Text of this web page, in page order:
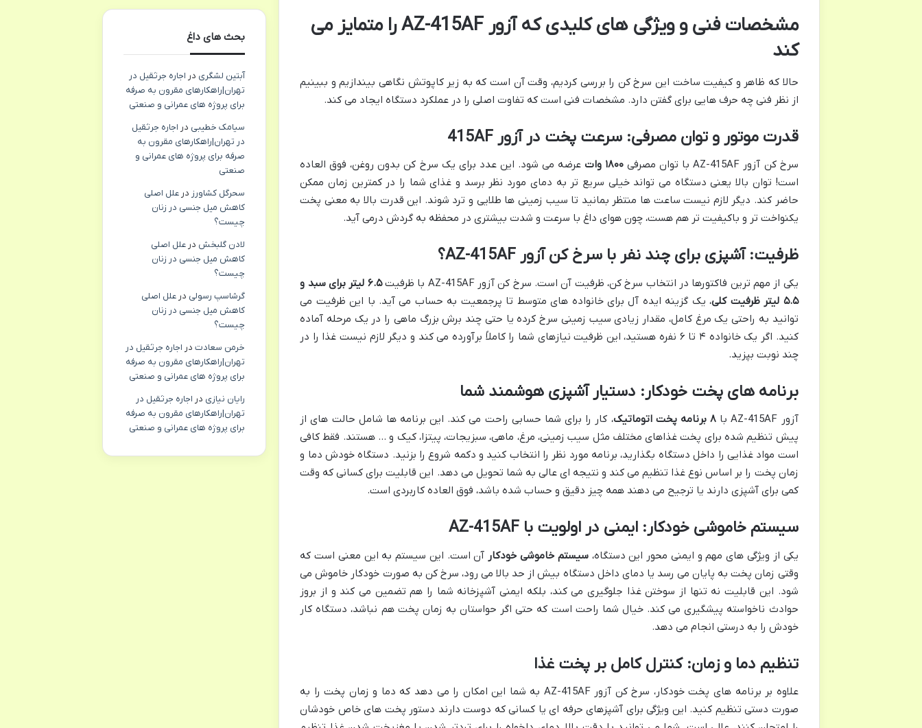
مشخصات فنی و ویژگی های کلیدی که آزور AZ-415AF را متمایز می
کند
حالا که ظاهر و کیفیت ساخت این سرخ کن را بررسی کردیم، وقت آن است که به زیر کاپوتش نگاهی بیندازیم و ببینیم
از نظر فنی چه حرف هایی برای گفتن دارد. مشخصات فنی است که تفاوت اصلی را در عملکرد دستگاه ایجاد می کند.
قدرت موتور و توان مصرفی: سرعت پخت در آزور 415AF
سرخ کن آزور AZ-415AF با توان مصرفی ۱۸۰۰ وات
عرضه می شود. این عدد برای یک سرخ کن بدون روغن، فوق العاده
است! توان بالا یعنی دستگاه می تواند خیلی سریع تر به دمای مورد نظر برسد و غذای شما را در کمترین زمان ممکن
حاضر کند. دیگر لازم نیست ساعت ها منتظر بمانید تا سیب زمینی ها طلایی و ترد شوند. این قدرت بالا به معنی پخت
یکنواخت تر و باکیفیت تر هم هست، چون هوای داغ با سرعت و شدت بیشتری در محفظه به گردش درمی آید.
ظرفیت: آشپزی برای چند نفر با سرخ کن آزور AZ-415AF؟
یکی از مهم ترین فاکتورها در انتخاب سرخ کن، ظرفیت آن است. سرخ کن آزور AZ-415AF با ظرفیت
۶.۵ لیتر برای سبد و
۵.۵ لیتر ظرفیت کلی
، یک گزینه ایده آل برای خانواده های متوسط تا پرجمعیت به حساب می آید. با این ظرفیت می
توانید به راحتی یک مرغ کامل، مقدار زیادی سیب زمینی سرخ کرده یا حتی چند برش بزرگ ماهی را در یک مرحله آماده
کنید. اگر یک خانواده ۴ تا ۶ نفره هستید، این ظرفیت نیازهای شما را کاملاً برآورده می کند و دیگر لازم نیست غذا را در
چند نوبت بپزید.
برنامه های پخت خودکار: دستیار آشپزی هوشمند شما
آزور AZ-415AF با ۸ برنامه پخت اتوماتیک
، کار را برای شما حسابی راحت می کند. این برنامه ها شامل حالت های از
پیش تنظیم شده برای پخت غذاهای مختلف مثل سیب زمینی، مرغ، ماهی، سبزیجات، پیتزا، کیک و … هستند. فقط کافی
است مواد غذایی را داخل دستگاه بگذارید، برنامه مورد نظر را انتخاب کنید و دکمه شروع را بزنید. دستگاه خودش دما و
زمان پخت را بر اساس نوع غذا تنظیم می کند و نتیجه ای عالی به شما تحویل می دهد. این قابلیت برای کسانی که وقت
کمی برای آشپزی دارند یا ترجیح می دهند همه چیز دقیق و حساب شده باشد، فوق العاده کاربردی است.
سیستم خاموشی خودکار: ایمنی در اولویت با AZ-415AF
یکی از ویژگی های مهم و ایمنی محور این دستگاه،سیستم خاموشی خودکار آن است. این سیستم به این معنی است که
وقتی زمان پخت به پایان می رسد یا دمای داخل دستگاه بیش از حد بالا می رود، سرخ کن به صورت خودکار خاموش می
شود. این قابلیت نه تنها از سوختن غذا جلوگیری می کند، بلکه ایمنی آشپزخانه شما را هم تضمین می کند و از بروز
حوادث ناخواسته پیشگیری می کند. خیال شما راحت است که حتی اگر حواستان به زمان پخت هم نباشد، دستگاه کار
خودش را به درستی انجام می دهد.
تنظیم دما و زمان: کنترل کامل بر پخت غذا
علاوه بر برنامه های پخت خودکار، سرخ کن آزور AZ-415AF به شما این امکان را می دهد که دما و زمان پخت را به
صورت دستی تنظیم کنید. این ویژگی برای آشپزهای حرفه ای یا کسانی که دوست دارند دستور پخت های خاص خودشان
بحث های داغ
آبتین لشگری در اجاره جرثقیل در
تهران|راهکارهای مقرون به صرفه
برای پروژه های عمرانی و صنعتی
سیامک خطیبی در اجاره جرثقیل
در تهران|راهکارهای مقرون به
صرفه برای پروژه های عمرانی و
صنعتی
سحرگل کشاورز در علل اصلی
کاهش میل جنسی در زنان
چیست؟
لادن گلبخش در علل اصلی
کاهش میل جنسی در زنان
چیست؟
گرشاسپ رسولی در علل اصلی
کاهش میل جنسی در زنان
چیست؟
خرمن سعادتدر اجاره جرثقیل در
تهران|راهکارهای مقرون به صرفه
برای پروژه های عمرانی و صنعتی
رایان نیازی در اجاره جرثقیل در
تهران|راهکارهای مقرون به صرفه
برای پروژه های عمرانی و صنعتی